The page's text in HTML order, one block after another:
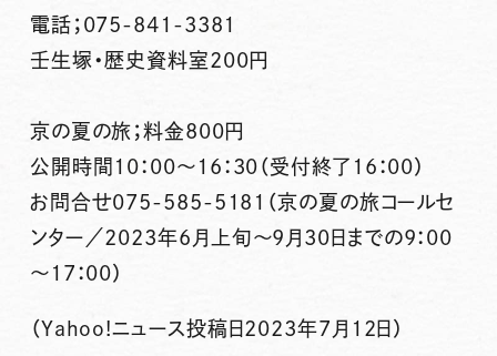
電話；075-841-3381
壬生塚・歴史資料室200円
京の夏の旅；料金800円
公開時間10：00～16：30（受付終了16：00）
お問合せ075-585-5181（京の夏の旅コールセ
ンター／2023年6月上旬～9月30日までの9：00
～17：00）
（Yahoo!ニュース投稿日2023年7月12日）